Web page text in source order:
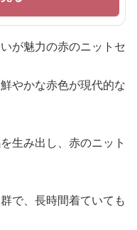
が魅力の赤のニットセ
やかな赤色が現代的な
生み出し、赤のニット
で、長時間着ていても